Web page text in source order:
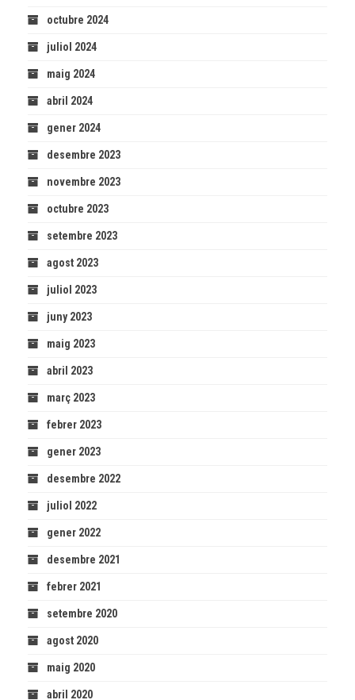
octubre 2024
juliol 2024
maig 2024
abril 2024
gener 2024
desembre 2023
novembre 2023
octubre 2023
setembre 2023
agost 2023
juliol 2023
juny 2023
maig 2023
abril 2023
març 2023
febrer 2023
gener 2023
desembre 2022
juliol 2022
gener 2022
desembre 2021
febrer 2021
setembre 2020
agost 2020
maig 2020
abril 2020